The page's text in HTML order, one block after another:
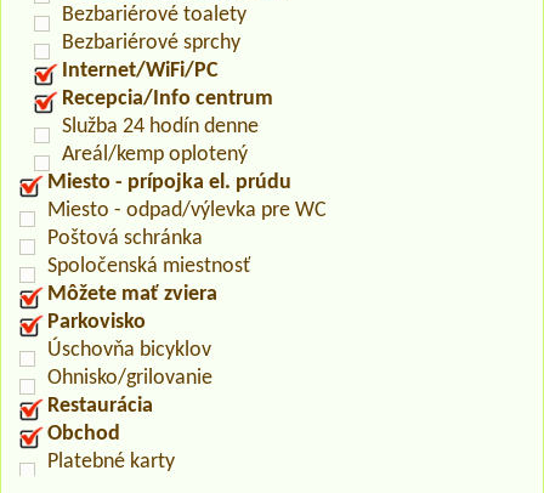
Bezbariérové toalety
Bezbariérové sprchy
Internet/WiFi/PC
Recepcia/Info centrum
Služba 24 hodín denne
Areál/kemp oplotený
Miesto - prípojka el. prúdu
Miesto - odpad/výlevka pre WC
Poštová schránka
Spoločenská miestnosť
Môžete mať zviera
Parkovisko
Úschovňa bicyklov
Ohnisko/grilovanie
Restaurácia
Obchod
Platebné karty